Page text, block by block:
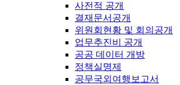
사전적 공개
결재문서공개
위원회현황 및 회의공개
업무추진비 공개
공공 데이터 개방
정책실명제
공무국외여행보고서